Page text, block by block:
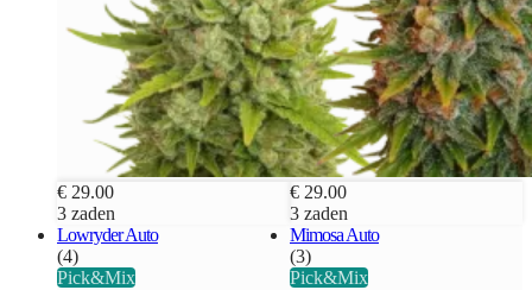
€ 29.00
3 zaden
€ 29.00
3 zaden
Lowryder Auto
(4)
Pick&Mix
Mimosa Auto
(3)
Pick&Mix